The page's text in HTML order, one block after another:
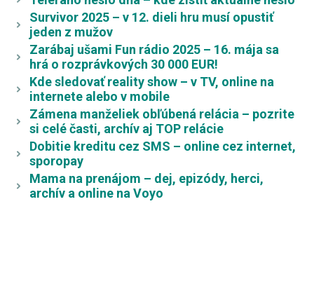
Survivor 2025 – v 12. dieli hru musí opustiť
jeden z mužov
Zarábaj ušami Fun rádio 2025 – 16. mája sa
hrá o rozprávkových 30 000 EUR!
Kde sledovať reality show – v TV, online na
internete alebo v mobile
Zámena manželiek obľúbená relácia – pozrite
si celé časti, archív aj TOP relácie
Dobitie kreditu cez SMS – online cez internet,
sporopay
Mama na prenájom – dej, epizódy, herci,
archív a online na Voyo